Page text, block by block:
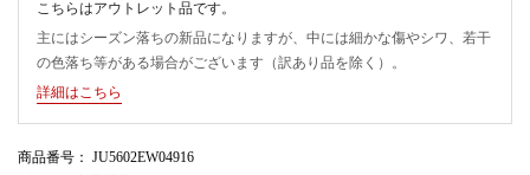
こちらはアウトレット品です。
主にはシーズン落ちの新品になりますが、中には細かな傷やシワ、若干
の色落ち等がある場合がございます（訳あり品を除く）。
詳細はこちら
商品番号 ： JU5602EW04916